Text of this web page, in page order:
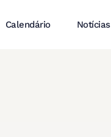
Calendário Notícias